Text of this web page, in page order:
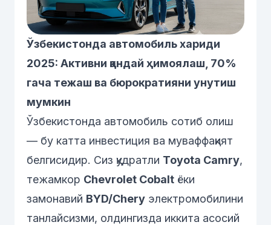
Ўзбекистонда автомобиль хариди
2025: Активни қандай ҳимоялаш, 70%
гача тежаш ва бюрократияни унутиш
мумкин
Ўзбекистонда автомобиль сотиб олиш
— бу катта инвестиция ва муваффақият
белгисидир. Сиз қудратли Toyota Camry,
тежамкор Chevrolet Cobalt ёки
замонавий BYD/Chery электромобилини
танлайсизми, олдингизда иккита асосий